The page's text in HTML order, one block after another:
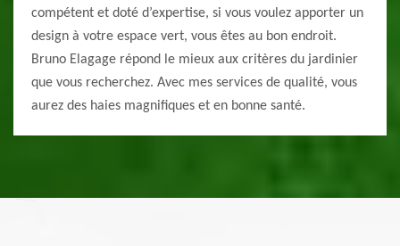
compétent et doté d’expertise, si vous voulez apporter un
design à votre espace vert, vous êtes au bon endroit.
Bruno Elagage répond le mieux aux critères du jardinier
que vous recherchez. Avec mes services de qualité, vous
aurez des haies magnifiques et en bonne santé.